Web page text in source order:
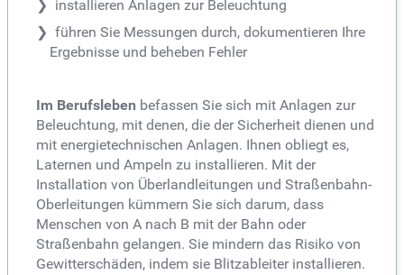
installieren Anlagen zur Beleuchtung
führen Sie Messungen durch, dokumentieren Ihre
Ergebnisse und beheben Fehler
Im Berufsleben befassen Sie sich mit Anlagen zur
Beleuchtung, mit denen, die der Sicherheit dienen und
mit energietechnischen Anlagen. Ihnen obliegt es,
Laternen und Ampeln zu installieren. Mit der
Installation von Überlandleitungen und Straßenbahn-
Oberleitungen kümmern Sie sich darum, dass
Menschen von A nach B mit der Bahn oder
Straßenbahn gelangen. Sie mindern das Risiko von
Gewitterschäden, indem sie Blitzableiter installieren.